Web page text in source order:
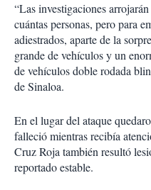
“Las investigaciones
cuántas personas, pero para
adiestra­dos, aparte de la
grande de vehículos y un
de vehículos doble rodada
de Sinaloa.
En el lugar del ataque
falleció mientras recibía
Cruz Roja también resultó
reportado estable.